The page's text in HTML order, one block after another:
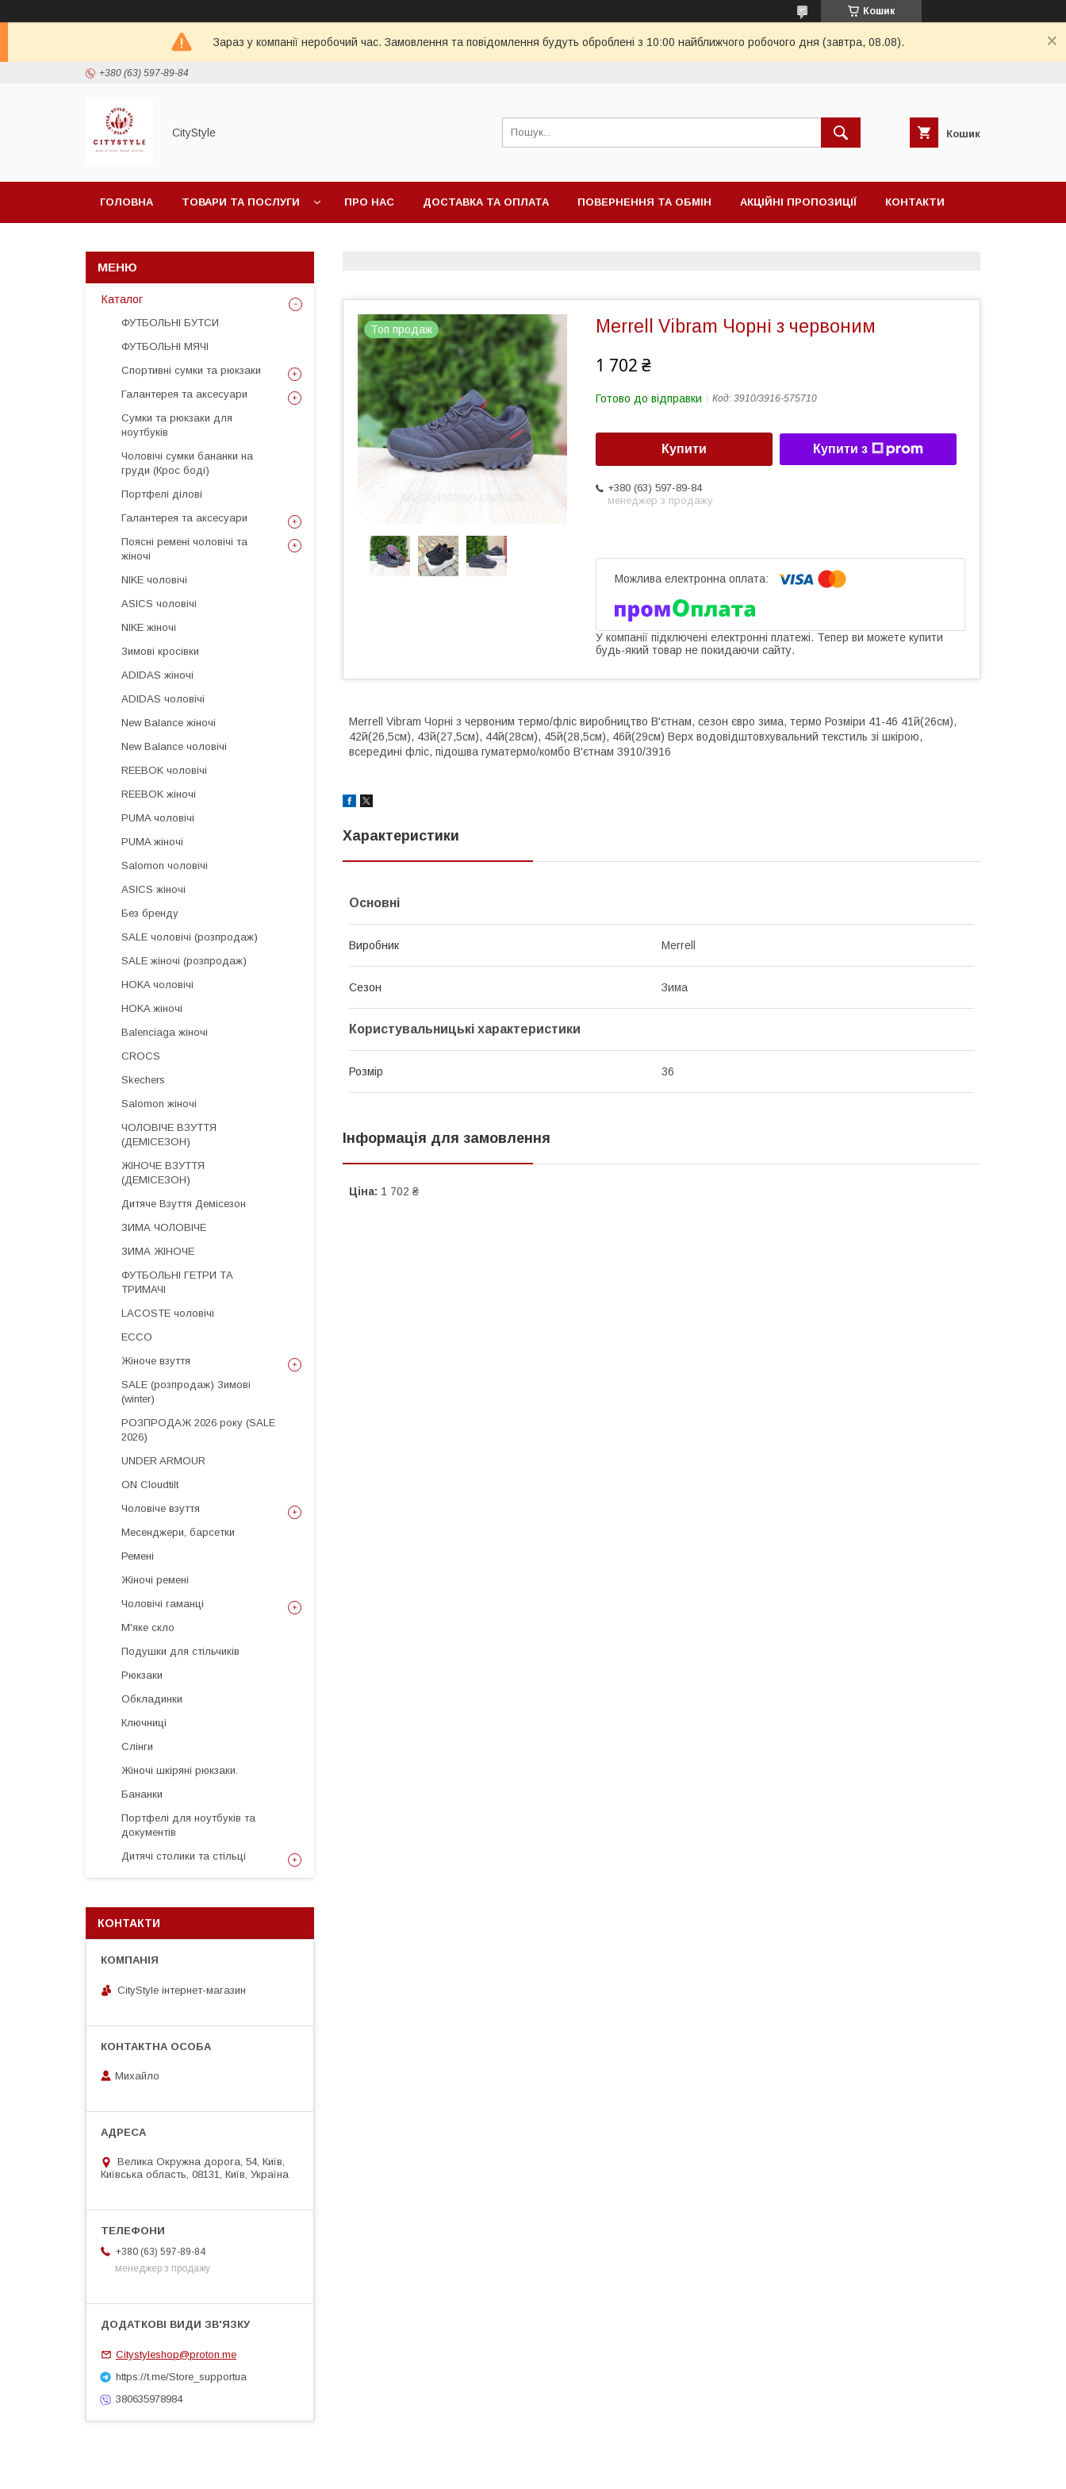
Кошик
Зараз у компанії неробочий час. Замовлення та повідомлення будуть оброблені з 10:00 найближчого робочого дня (завтра, 08.08).
+380 (63) 597-89-84
CityStylе Кошик
ГОЛОВНА ТОВАРИ ТА ПОСЛУГИ ПРО НАС ДОСТАВКА ТА ОПЛАТА ПОВЕРНЕННЯ ТА ОБМІН АКЦІЙНІ ПРОПОЗИЦІЇ КОНТАКТИ
Топ продаж Merrell Vibram Чорні з червоним
1 702 ₴
Готово до відправки Код: 3910/3916-575710
Купити Купити з
+380 (63) 597-89-84
менеджер з продажу
У компанії підключені електронні платежі. Тепер ви можете купити
будь-який товар не покидаючи сайту.
Merrell Vibram Чорні з червоним термо/фліс виробництво В'єтнам, сезон євро зима, термо Розміри 41-46 41й(26см),
42й(26,5см), 43й(27,5см), 44й(28см), 45й(28,5см), 46й(29см) Верх водовідштовхувальний текстиль зі шкірою,
всередині фліс, підошва гуматермо/комбо В'єтнам 3910/3916
Характеристики
Основні
Виробник Merrell
Сезон Зима
Користувальницькі характеристики
Розмір 36
Інформація для замовлення
Ціна: 1 702 ₴
Каталог
ФУТБОЛЬНІ БУТСИ
ФУТБОЛЬНІ МЯЧІ
Спортивні сумки та рюкзаки
Галантерея та аксесуари
Сумки та рюкзаки для
ноутбуків
Чоловічі сумки бананки на
груди (Крос боді)
Портфелі ділові
Галантерея та аксесуари
Поясні ремені чоловічі та
жіночі
NIKE чоловічі
ASICS чоловічі
NIKE жіночі
Зимові кросівки
ADIDAS жіночі
ADIDAS чоловічі
New Balance жіночі
New Balance чоловічі
REEBOK чоловічі
REEBOK жіночі
PUMA чоловічі
PUMA жіночі
Salomon чоловічі
ASICS жіночі
Без бренду
SALE чоловічі (розпродаж)
SALE жіночі (розпродаж)
HOKA чоловічі
HOKA жіночі
Balenciaga жіночі
CROCS
Skechers
Salomon жіночі
ЧОЛОВІЧЕ ВЗУТТЯ
(ДЕМІСЕЗОН)
ЖІНОЧЕ ВЗУТТЯ
(ДЕМІСЕЗОН)
Дитяче Взуття Демісезон
ЗИМА ЧОЛОВІЧЕ
ЗИМА ЖІНОЧЕ
ФУТБОЛЬНІ ГЕТРИ ТА
ТРИМАЧІ
LACOSTE чоловічі
ECCO
Жіноче взуття
SALE (розпродаж) Зимові
(winter)
РОЗПРОДАЖ 2026 року (SALE
2026)
UNDER ARMOUR
ON Cloudtilt
Чоловіче взуття
Месенджери, барсетки
Ремені
Жіночі ремені
Чоловічі гаманці
М'яке скло
Подушки для стільчиків
Рюкзаки
Обкладинки
Ключниці
Слінги
Жіночі шкіряні рюкзаки.
Бананки
Портфелі для ноутбуків та
документів
Дитячі столики та стільці
КОНТАКТИ
CityStylе iнтернет-магазин
Михайло
Велика Окружна дорога, 54, Київ,
Київська область, 08131, Київ, Україна
+380 (63) 597-89-84
менеджер з продажу
Citystyleshop@proton.me
https://t.me/Store_supportua
380635978984